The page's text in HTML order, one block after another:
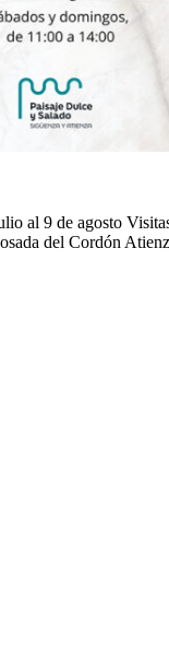
al 9 de agosto
del Cordón